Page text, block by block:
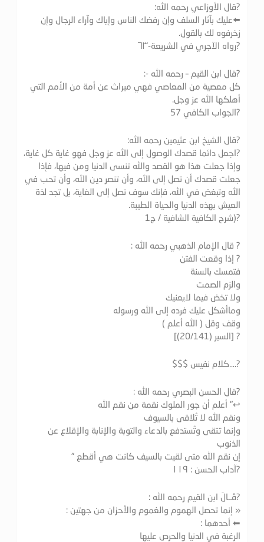
?قال الأوزاعي رحمه الله:
⬅️عليك بآثار السلف وإن رفضك الناس وإياك وآراء الرجال وإن
زخرفوه لك بالقول.
?رواه الآجري في الشريعة-٦٣
?‏قال ابن القيم – رحمه الله -:
كل معصية من المعاصي فهي ميراث عن أمة من الأمم التي
أهلكها الله عز وجل.
?الجواب الكافي 57
?قال الشيخ ابن عثيمين رحمه الله:
?اجعل دائما قصدك الوصول إلى الله عز وجل فهو غاية كل غاية،
وإذا جعلت هذا هو القصد والله تنسى الدنيا ومن فيها، فإذا
جعلت قصدك أن تصل إلى الله، وأن تنصر دين الله، وأن تحب في
الله وتبغض في الله، فإنك سوف تصل إلى الغاية، بل تجد لذة
العيش بهذه الدنيا والحياة الطيبة.
?(شرح الكافية الشافية / ج1
? قال الإمام الذهبي رحمه الله :
? إذا وقعت الفتن
فتمسك بالسنة
والزم الصمت
ولا تخض فيما لايعنيك
وماأشكل عليك فرده إلى الله ورسوله
وقف وقل ( الله أعلم )
? [السير (20/141)]
?….كلام نفيس $$$
?قال الحسن البصري رحمه الله :
↩️" أعلم أن جور الملوك نقمة من نقم الله
ونقم الله لا تُلاقى بالسيوف
وإنما تتقى وتُستدفع بالدعاء والتوبة والإنابة والإقلاع عن
الذنوب
إن نقم الله متى لقيت بالسيف كانت هي أقطع "
?آداب الحسن : ١١٩
?قَــالَ ابن القيم رحمه الله :
« إنما تحصل الهموم والغموم والأحزان من جهتين :
⬅ أحدهما :
الرغبة في الدنيا والحرص عليها